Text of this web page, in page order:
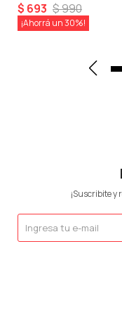
$ 693 $990
30
¡Suscribite y